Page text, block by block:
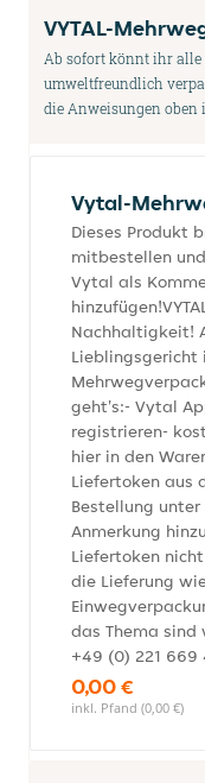
VYTAL-
Ab sofort könnt ihr alle
umweltfreundlich
die Anweisungen oben
Vytal-
Dieses Produkt
mitbestellen
Vytal als
Nachhaltigkeit!
Lieblingsgericht
geht's:- Vytal
registrieren-
hier in den
Liefertoken aus
Bestellung
Anmerkung
Liefertoken
die Lieferung
das Thema
+49 (0) 221 669
0,00 €
inkl. Pfand (0,00 €)